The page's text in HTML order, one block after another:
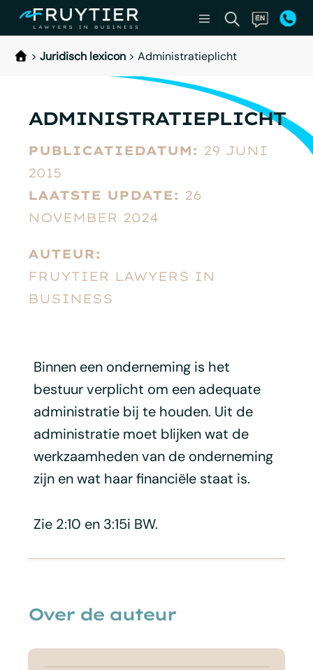
> Juridisch lexicon > Administratieplicht
ADMINISTRATIEPLICHT
PUBLICATIEDATUM: 29 JUNI
2015
LAATSTE UPDATE: 26
NOVEMBER 2024
AUTEUR:
FRUYTIER LAWYERS IN
BUSINESS
Binnen een onderneming is het
bestuur verplicht om een adequate
administratie bij te houden. Uit de
administratie moet blijken wat de
werkzaamheden van de onderneming
zijn en wat haar financiële staat is.
Zie 2:10 en 3:15i BW.
Over de auteur